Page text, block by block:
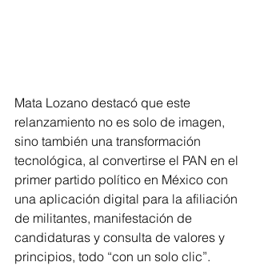
Mata Lozano destacó que este
relanzamiento no es solo de imagen,
sino también una transformación
tecnológica, al convertirse el PAN en el
primer partido político en México con
una aplicación digital para la afiliación
de militantes, manifestación de
candidaturas y consulta de valores y
principios, todo “con un solo clic”.